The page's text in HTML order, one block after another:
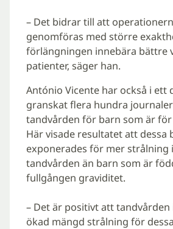
– Det bidrar till att
genomföras med större
förlängningen innebära bättre
patienter, säger han.
António Vicente har också i ett
granskat flera hundra
tandvården för barn som är
Här visade resultatet att dessa
exponerades för mer strålning
tandvården än barn som är
fullgången graviditet.
– Det är positivt att
ökad mängd strålning för